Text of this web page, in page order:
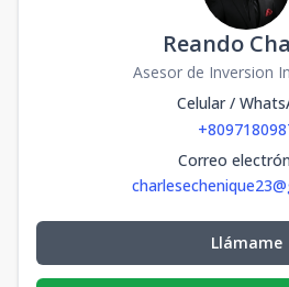
Reando
Asesor de Inversion
Celular /
Correo
Llámame